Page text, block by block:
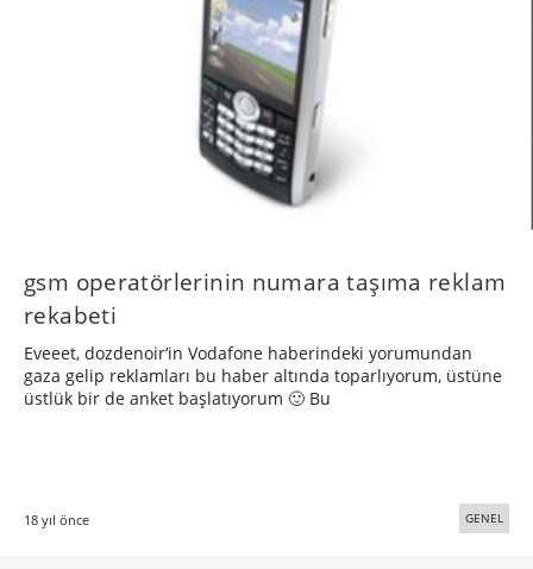
gsm operatörlerinin numara taşıma reklam
rekabeti
Eveeet, dozdenoir‘in Vodafone haberindeki yorumundan
gaza gelip reklamları bu haber altında toparlıyorum, üstüne
üstlük bir de anket başlatıyorum 🙂 Bu
18 yıl önce GENEL